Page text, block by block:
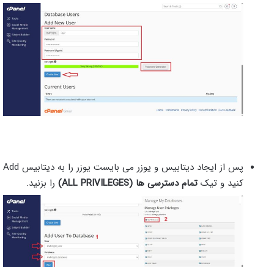
پس از ایجاد دیتابیس و یوزر می بایست یوزر را به دیتابیس Add
کنید و تیک تمام دسترسی ها (ALL PRIVILEGES) را بزنید.